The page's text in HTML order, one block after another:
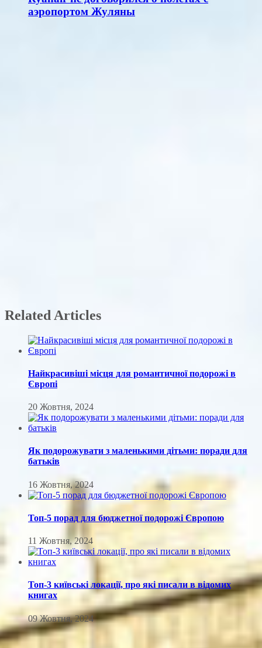
аэропортом Жуляны
Related Articles
Найкрасивіші місця для романтичної подорожі в
Європі
20 Жовтня, 2024
Як подорожувати з маленькими дітьми: поради для
батьків
16 Жовтня, 2024
Топ-5 порад для бюджетної подорожі Європою
11 Жовтня, 2024
Топ-3 київські локації, про які писали в відомих
книгах
09 Жовтня, 2024